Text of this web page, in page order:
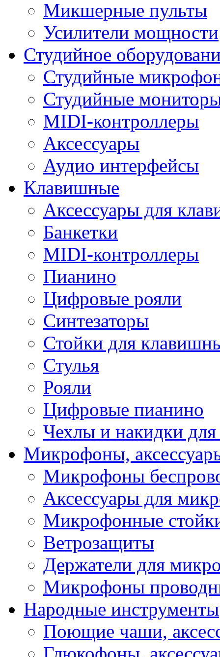
Микшерные пульты
Усилители мощности
Студийное
Студийные
Студийные
MIDI-контроллеры
Аксессуары
Аудио интерфейсы
Клавишные
Аксессуары для
Банкетки
MIDI-контроллеры
Пианино
Цифровые рояли
Синтезаторы
Стойки для
Стулья
Рояли
Цифровые пианино
Чехлы и накидки
Микрофоны,
Микрофоны
Аксессуары для
Микрофонные
Ветрозащиты
Держатели для
Микрофоны
Народные инструменты
Поющие чаши,